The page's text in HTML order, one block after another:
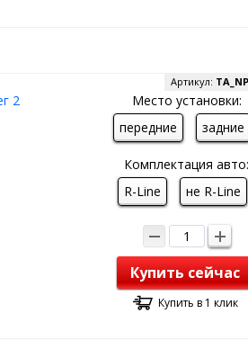
2
Артикул:
Место установки:
передние
задние
Комплектация авто:
R-Line
не R-Line
Купить сейчас
Купить в 1 клик